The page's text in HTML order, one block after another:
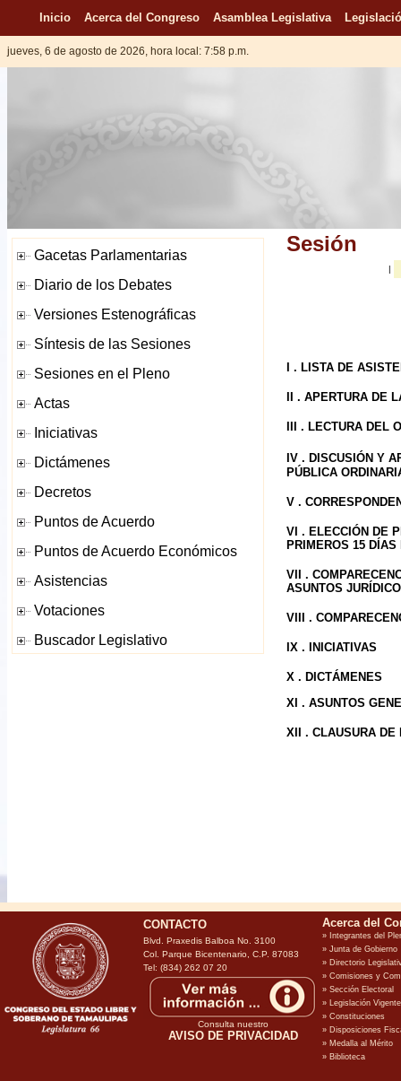
Inicio Acerca del Congreso Asamblea Legislativa
jueves, 6 de agosto de 2026, hora local: 7:58 p.m.
Sesión
|
I . LISTA DE
II . APERTURA DE
III . LECTURA DEL
IV . DISCUSIÓN Y
PÚBLICA
V .
VI . ELECCIÓN DE
PRIMEROS 15
VII .
ASUNTOS
VIII .
IX . INICIATIVAS
X . DICTÁMENES
XI . ASUNTOS
XII . CLAUSURA DE
CONTACTO
Blvd. Praxedis Balboa No. 3100
Col. Parque Bicentenario, C.P. 87083
Tel: (834) 262 07 20
Consulta nuestro
AVISO DE PRIVACIDAD